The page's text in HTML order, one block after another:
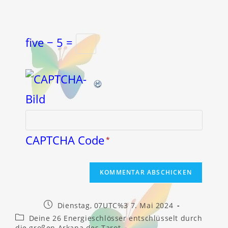
five − 5 =
CAPTCHA Code*
Beitrag
veröffentlicht:
Dienstag, 07UTC%3 7. Mai 2024
Beitrags-
Deine 26 Energieschlösser entschlüsselt durch